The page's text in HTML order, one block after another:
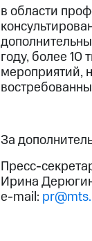
в области
году, более 10
мероприятий,
За
Пресс-
Ирина
e-mail: